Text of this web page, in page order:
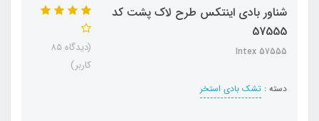
شناور بادی اینتکس طرح لاک پشت کد
57555
Intex 57555
دسته : تشک بادی استخر
(دیدگاه 85
کاربر)